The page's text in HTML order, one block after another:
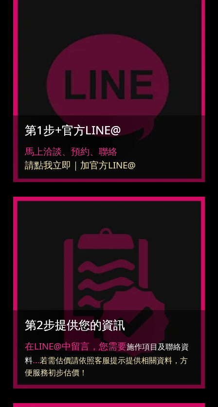
第1步+官方LINE@
馬上洽談、預約、聯絡
請點我立即｜加官方LINE@
第2步提供您的資訊
在LINE@中留言，您需要施作項目及聯絡資
料...若需估價請依照客服提示提供相關資料，方
便服務初步估價！